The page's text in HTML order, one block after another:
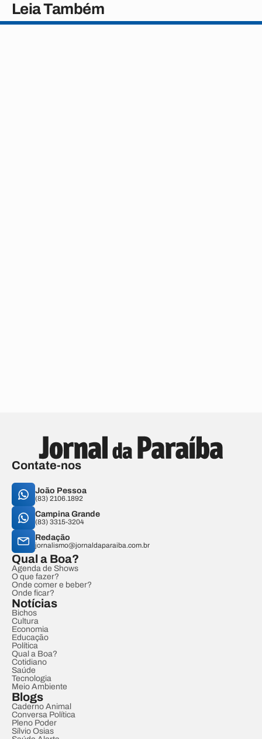
Leia Também
Contate-nos
João Pessoa
(83) 2106.1892
Campina Grande
(83) 3315-3204
Redação
jornalismo@jornaldaparaiba.com.br
Qual a Boa?
Agenda de Shows
O que fazer?
Onde comer e beber?
Onde ficar?
Notícias
Bichos
Cultura
Economia
Educação
Política
Qual a Boa?
Cotidiano
Saúde
Tecnologia
Meio Ambiente
Blogs
Caderno Animal
Conversa Política
Pleno Poder
Sílvio Osias